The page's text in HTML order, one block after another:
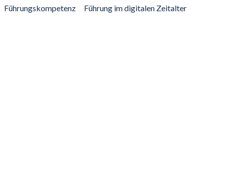
Führungskompetenz Führung im digitalen Zeitalter